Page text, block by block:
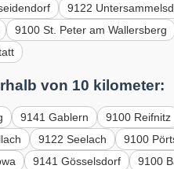
9122
9100 St. Peter am Wallersberg
von 10 kilometer:
9141 Gablern 9100 Reifnitz
9122 Seelach 9100
9141 Gösselsdorf 9100